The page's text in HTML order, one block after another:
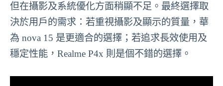
但在攝影及系統優化方面稍顯不足。最終選擇取
決於用戶的需求：若重視攝影及顯示的質量，華
為 nova 15 是更適合的選擇；若追求長效使用及
穩定性能，Realme P4x 則是個不錯的選擇。